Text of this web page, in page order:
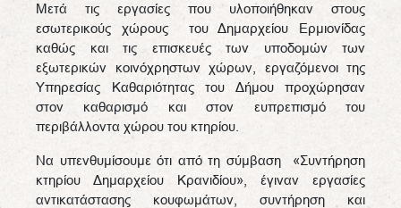
Μετά τις εργασίες που υλοποιήθηκαν στους
εσωτερικούς χώρους του Δημαρχείου Ερμιονίδας
καθώς και τις επισκευές των υποδομών των
εξωτερικών κοινόχρηστων χώρων, εργαζόμενοι της
Υπηρεσίας Καθαριότητας του Δήμου προχώρησαν
στον καθαρισμό και στον ευπρεπισμό του
περιβάλλοντα χώρου του κτηρίου.
Να υπενθυμίσουμε ότι από τη σύμβαση «Συντήρηση
κτηρίου Δημαρχείου Κρανιδίου», έγιναν εργασίες
αντικατάστασης κουφωμάτων, συντήρηση και